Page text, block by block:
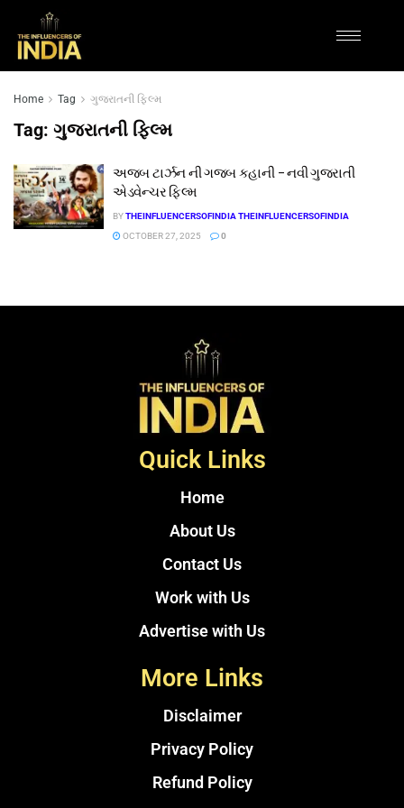
Home Tag ગુજરાતની ફિલ્મ
Tag: ગુજરાતની ફિલ્મ
અજબ ટાર્ઝન ની ગજબ કહાની – નવી ગુજરાતી
એડવેન્ચર ફિલ્મ
BYTHEINFLUENCERSOFINDIA THEINFLUENCERSOFINDIA
OCTOBER 27, 2025
0
Quick Links
Home
About Us
Contact Us
Work with Us
Advertise with Us
More Links
Disclaimer
Privacy Policy
Refund Policy